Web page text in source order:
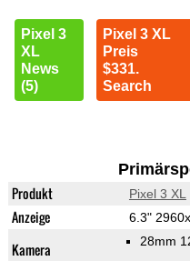
Pixel 3
XL
News
(5)
Pixel 3 XL
Preis
$331.
Search
Produkt Pixel 3 XL
Anzeige 6.3"
Kamera 28mm